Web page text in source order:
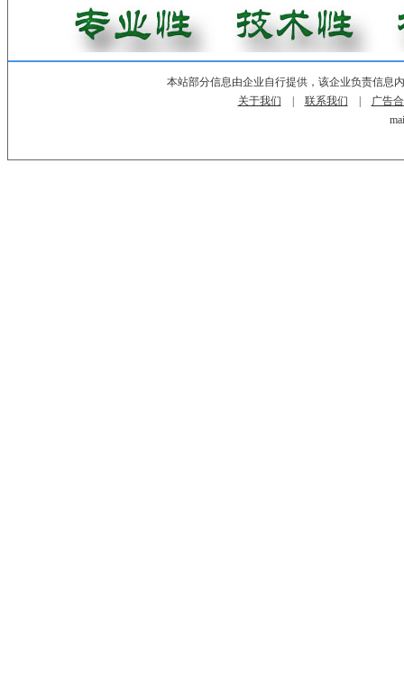
本站部分信息由企业自行提供，该企业负责信息
关于我们
联系我们
广告